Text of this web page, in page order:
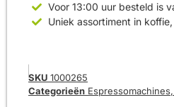
Voor 13:00 uur besteld is
Uniek assortiment in
SKU 1000265
Categorieën Espressomachines,